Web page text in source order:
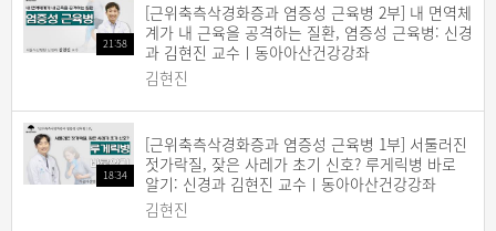
21:58
[근위축측삭경화증과 염증성 근육병 2부] 내 면역체
계가 내 근육을 공격하는 질환, 염증성 근육병: 신경
과 김현진 교수ㅣ동아아산건강강좌
김현진
18:34
[근위축측삭경화증과 염증성 근육병 1부] 서툴러진
젓가락질, 잦은 사레가 초기 신호? 루게릭병 바로
알기: 신경과 김현진 교수ㅣ동아아산건강강좌
김현진